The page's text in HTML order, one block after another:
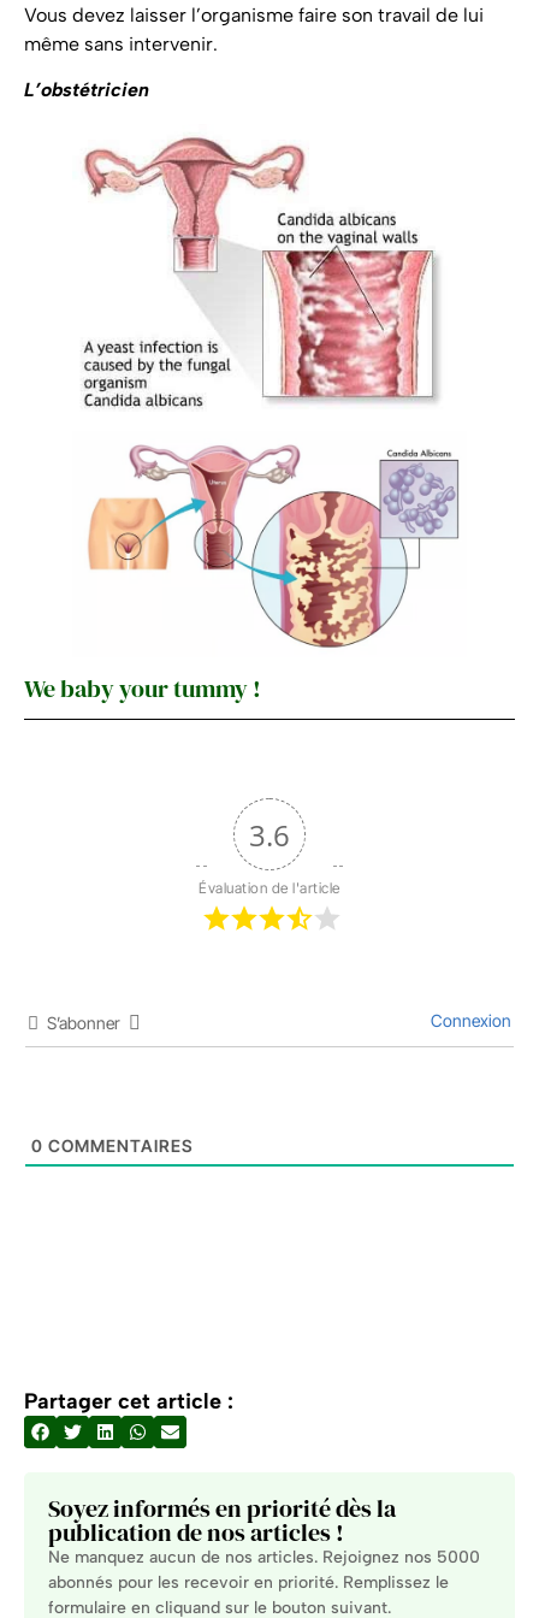
Vous devez laisser l’organisme faire son travail de lui
même sans intervenir.
L’obstétricien
We baby your tummy !
3.6
Évaluation de l'article
S’abonner Connexion
0 COMMENTAIRES
Partager cet article :
Soyez informés en priorité dès la
publication de nos articles !
Ne manquez aucun de nos articles. Rejoignez nos 5000
abonnés pour les recevoir en priorité. Remplissez le
formulaire en cliquand sur le bouton suivant.